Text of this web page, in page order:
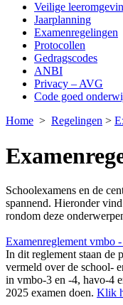
Veilige
Jaarplanning
Examenregelingen
Protocollen
Gedragscodes
ANBI
Privacy – AVG
Code goed
Home > Regelingen >
Schoolexamens en de
spannend. Hieronder
rondom deze
Examenreglement vmbo
In dit reglement staan de
vermeld over de school-
in vmbo-3 en -4, havo-4
2025 examen doen. Klik